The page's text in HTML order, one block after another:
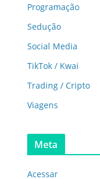
Programação
Sedução
Social Media
TikTok / Kwai
Trading / Cripto
Viagens
Meta
Acessar